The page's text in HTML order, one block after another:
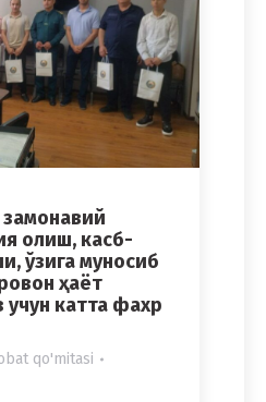
олиш, касб-
ўзига муносиб
ҳаёт
катта фахр
qo'mitasi